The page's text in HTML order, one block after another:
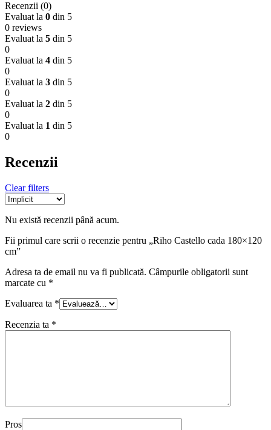
Recenzii (0)
Evaluat la 0 din 5
0 reviews
Evaluat la 5 din 5
0
Evaluat la 4 din 5
0
Evaluat la 3 din 5
0
Evaluat la 2 din 5
0
Evaluat la 1 din 5
0
Recenzii
Clear filters
Nu există recenzii până acum.
Fii primul care scrii o recenzie pentru „Riho Castello cada 180×120
cm”
Adresa ta de email nu va fi publicată. Câmpurile obligatorii sunt
marcate cu *
Evaluarea ta *
Recenzia ta *
Pros